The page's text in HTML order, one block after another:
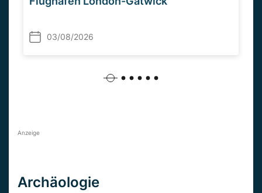
03/08/2026
Anzeige
Archäologie